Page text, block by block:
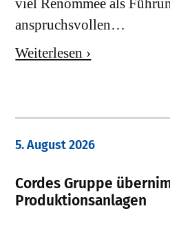
viel Renommee als
anspruchsvollen…
Weiterlesen ›
5. August 2026
Cordes Gruppe
Produktionsanlagen